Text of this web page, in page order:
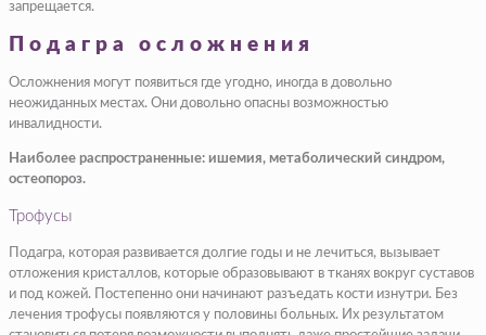
запрещается.
Подагра осложнения
Осложнения могут появиться где угодно, иногда в довольно
неожиданных местах. Они довольно опасны возможностью
инвалидности.
Наиболее распространенные: ишемия, метаболический синдром,
остеопороз.
Трофусы
Подагра, которая развивается долгие годы и не лечиться, вызывает
отложения кристаллов, которые образовывают в тканях вокруг суставов
и под кожей. Постепенно они начинают разъедать кости изнутри. Без
лечения трофусы появляются у половины больных. Их результатом